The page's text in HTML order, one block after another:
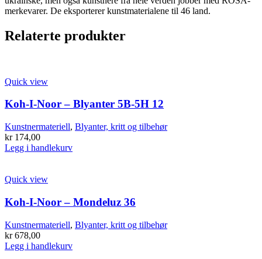
merkevarer. De eksporterer kunstmaterialene til 46 land.
Relaterte produkter
Quick view
Koh-I-Noor – Blyanter 5B-5H 12
Kunstnermateriell, Blyanter, kritt og tilbehør
kr174,00
Legg i handlekurv
Quick view
Koh-I-Noor – Mondeluz 36
Kunstnermateriell, Blyanter, kritt og tilbehør
kr678,00
Legg i handlekurv